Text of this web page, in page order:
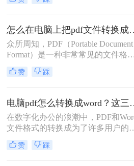
求。
改和跨平台兼容性强的特点而备受青
望将其转换为Word文档，以便于编辑
和修改。那么pdf怎么转换成word免
呢？本文将为您介绍几种免费的PDF
转Word方法，帮助您轻松实现文件格
式转换。
怎么在电脑上把
众所周知，PDF（Portable Document
Format）是一种非常常见的文件格
式，而Word文档则是我们经常使用的
编辑和排版工具。如果你遇到了需要
你可能会有一些困扰。那么怎么在电
脑上把pdf文件转换成word呢？本文
向你介绍一些简便的方法，让你可
轻松地在电脑上进行PDF到Word的
换。
赞 踩
电脑pdf怎么
在数字化办公的浪潮中，PDF和
文件格式的转换成为了许多用户的
切需求。PDF文件以其稳定性和跨平
台性而广受欢迎，但在需要编辑或修
赞 踩